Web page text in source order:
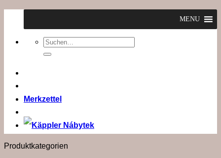
MENU
Suchen
nach:
Merkzettel
Produktkategorien